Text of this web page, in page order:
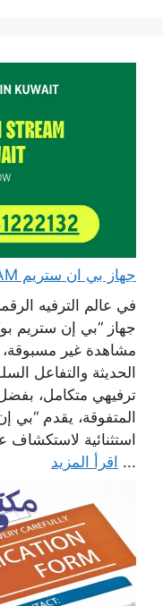
جهاز بي ان ستريم beIN STREAM الكويت مع اشتراك
في عالم الترفيه
جهاز “بي إن ستريم
مشاهدة غير مسبوقة،
الحديثة والتفاعل
ترفيهي متكامل، بفضل
المتفوقة، يقدم “بي
استثنائية لاستكشاف
... اقرأ المزيد